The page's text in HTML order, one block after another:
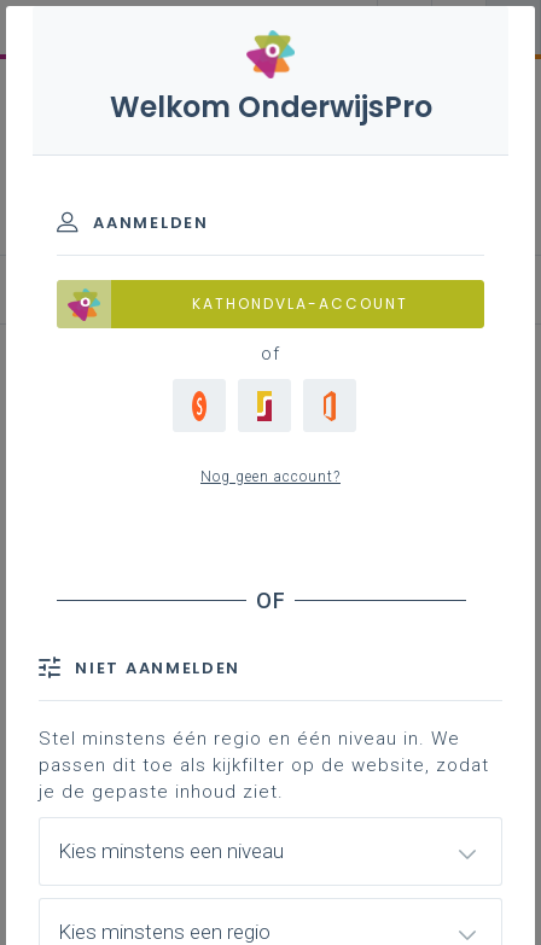
Didactische tips: MVT - Lessen
ESA voor overgang woordniveau - zinsniveau -
Engage: toelichting en voorbeeld
Toepassing Engage - study - activate in andere
graden of talen
Heb je soms voor dat je leerlingen bij
kennistoetsen (invuloefeningen) de
aangeleerde woordenschat of
Welkom OnderwijsPro
AANMELDEN
KATHONDVLA-ACCOUNT
of
Nog geen account?
NIET AANMELDEN
Stel minstens één regio en één niveau in. We
passen dit toe als kijkfilter op de website, zodat
je de gepaste inhoud ziet.
Kies minstens een niveau
Kies minstens een regio